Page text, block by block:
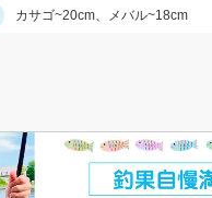
カサゴ~20cm、メバル~18cm